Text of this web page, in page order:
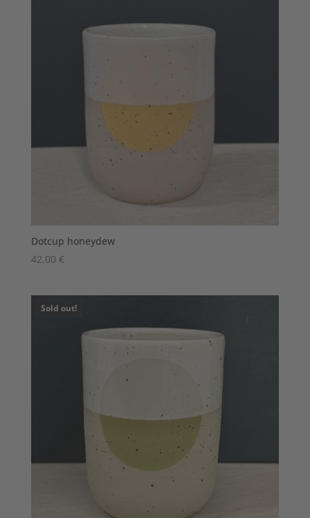
Dotcup honeydew
42,00 €
Sold out!